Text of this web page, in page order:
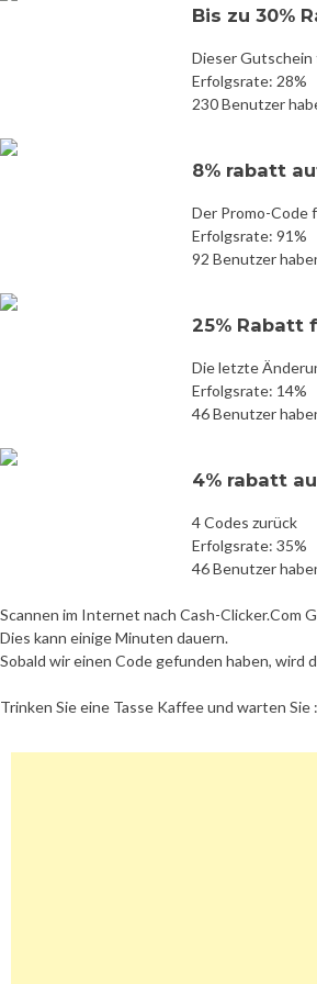
Bis zu 30%
Dieser
Erfolgsrate: 28%
230 Benutzer
8% rabatt
Der Promo-Code
Erfolgsrate: 91%
92 Benutzer
25% Rabatt
Die letzte
Erfolgsrate: 14%
46 Benutzer
4% rabatt
4 Codes zurück
Erfolgsrate: 35%
46 Benutzer
Scannen im Internet nach Cash-Clicker.Com
Dies kann einige Minuten dauern.
Sobald wir einen Code gefunden haben, wird
Trinken Sie eine Tasse Kaffee und warten Sie